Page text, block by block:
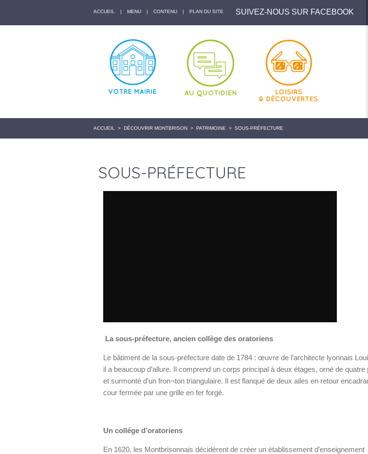
ACCUEIL | MENU | CONTENU | PLAN DU SITE SUIVEZ-NOUS SUR FACEBOOK
ACCUEIL > DÉCOUVRIR MONTBRISON > PATRIMOINE > SOUS-PRÉFECTURE
SOUS-PRÉFECTURE
La sous-préfecture, ancien collège des oratoriens
Le bâtiment de la sous-préfecture date de 1784 : œuvre de l’architecte lyonnais
il a beaucoup d’allure. Il comprend un corps principal à deux étages, orné de quatre
et surmonté d’un fron¬ton triangulaire. Il est flanqué de deux ailes en retour
cour fermée par une grille en fer forgé.
Un collége d’oratoriens
En 1620, les Montbrisonnais décidèrent de créer un établissement d’enseignement